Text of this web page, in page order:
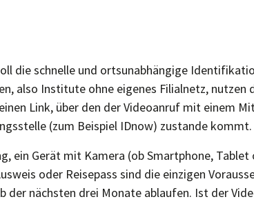
die schnelle und ortsunabhängige
also Institute ohne eigenes Filialnetz, nutzen
Link, über den der Videoanruf mit einem
(zum Beispiel IDnow) zustande kommt.
ein Gerät mit Kamera (ob Smartphone,
oder Reisepass sind die einzigen
der nächsten drei Monate ablaufen. Ist der